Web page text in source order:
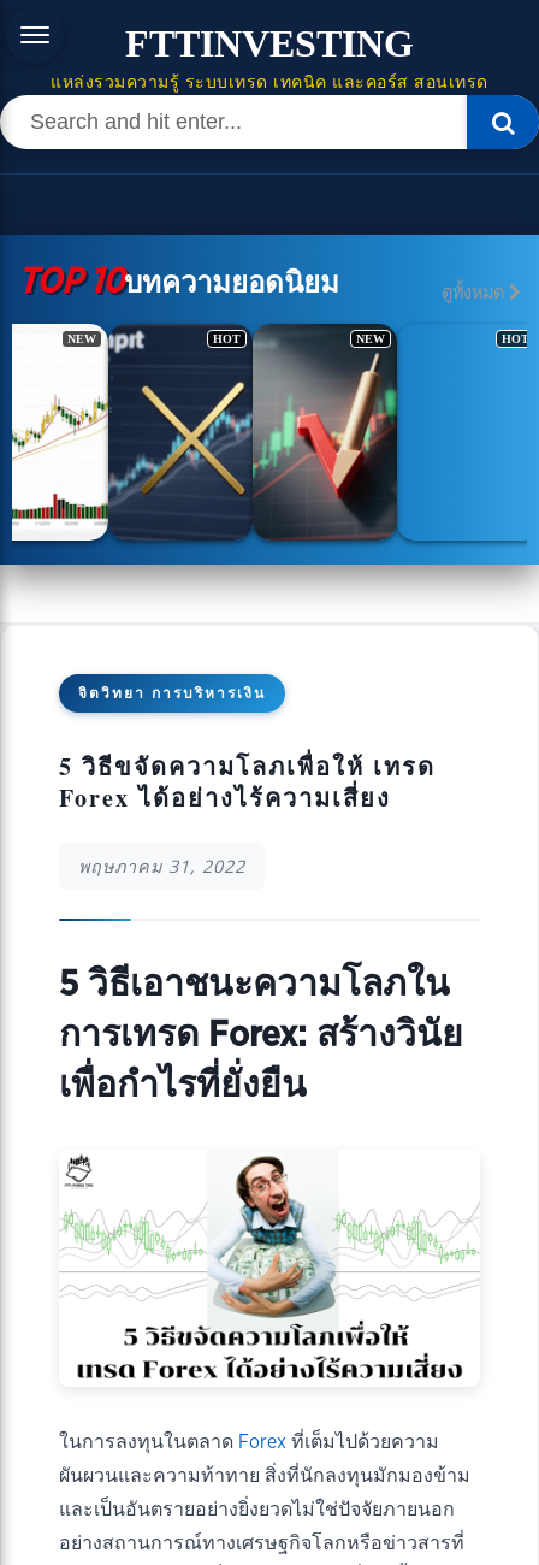
FTTINVESTING
แหล่งรวมความรู้ ระบบเทรด เทคนิค และคอร์ส สอนเทรด
TOP 10บทความยอดนิยม ดูทั้งหมด
NEW HOT NEW HOT
จิตวิทยา การบริหารเงิน
5 วิธีขจัดความโลภเพื่อให้ เทรด
Forex ได้อย่างไร้ความเสี่ยง
พฤษภาคม 31, 2022
5 วิธีเอาชนะความโลภใน
การเทรด Forex: สร้างวินัย
เพื่อกำไรที่ยั่งยืน
ในการลงทุนในตลาด Forex ที่เต็มไปด้วยความ
ผันผวนและความท้าทาย สิ่งที่นักลงทุนมักมองข้าม
และเป็นอันตรายอย่างยิ่งยวดไม่ใช่ปัจจัยภายนอก
อย่างสถานการณ์ทางเศรษฐกิจโลกหรือข่าวสารที่